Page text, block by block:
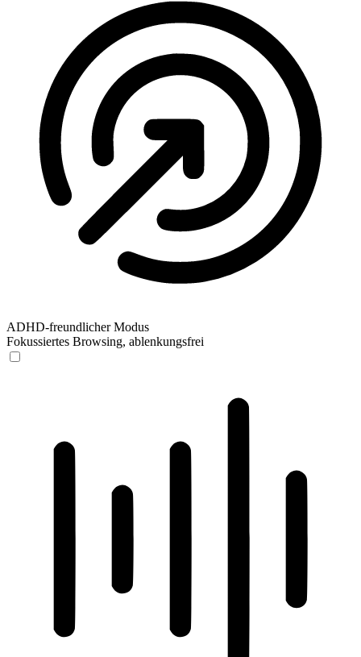
ADHD-freundlicher Modus
Fokussiertes Browsing, ablenkungsfrei